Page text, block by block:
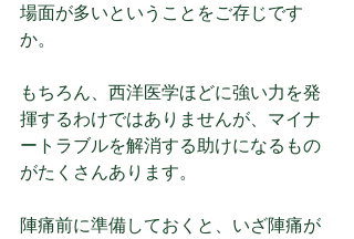
場面が多いということをご存じです
か。
もちろん、西洋医学ほどに強い力を発
揮するわけではありませんが、マイナ
ートラブルを解消する助けになるもの
がたくさんあります。
陣痛前に準備しておくと、いざ陣痛が